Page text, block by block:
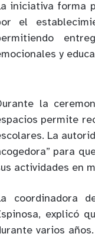
iniciativa forma
el
y
la
permite
La
para
actividades en
coordinadora
explicó
varios